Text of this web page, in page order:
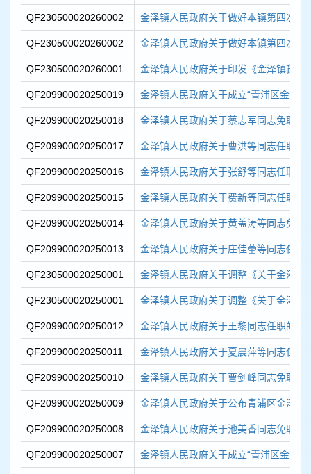
QF230500020260002 金泽镇人民政府关于做好本镇第四次全
QF230500020260002 金泽镇人民政府关于做好本镇第四次全
QF230500020260001 金泽镇人民政府关于印发《金泽镇货物
QF209900020250019 金泽镇人民政府关于成立“青浦区金泽
QF209900020250018 金泽镇人民政府关于蔡志军同志免职的
QF209900020250017 金泽镇人民政府关于曹洪等同志任职的
QF209900020250016 金泽镇人民政府关于张舒等同志任职的
QF209900020250015 金泽镇人民政府关于费新等同志任职的
QF209900020250014 金泽镇人民政府关于黄盖涛等同志免职
QF209900020250013 金泽镇人民政府关于庄佳蕾等同志任职
QF230500020250001 金泽镇人民政府关于调整《关于金泽镇
QF230500020250001 金泽镇人民政府关于调整《关于金泽镇
QF209900020250012 金泽镇人民政府关于王黎同志任职的通
QF209900020250011 金泽镇人民政府关于夏晨萍等同志任职
QF209900020250010 金泽镇人民政府关于曹剑峰同志免职的
QF209900020250009 金泽镇人民政府关于公布青浦区金泽镇
QF209900020250008 金泽镇人民政府关于池美香同志免职的
QF209900020250007 金泽镇人民政府关于成立“青浦区金泽